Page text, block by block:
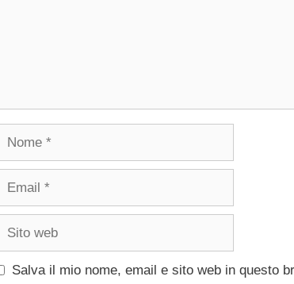
Nome
Email
Sito
Salva il mio nome, email e sito web in questo